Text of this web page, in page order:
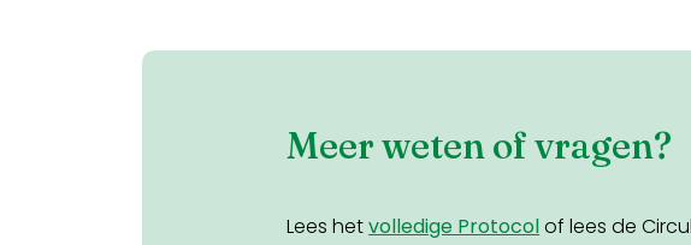
Meer weten of vragen?
Lees hetvolledige Protocolof lees de